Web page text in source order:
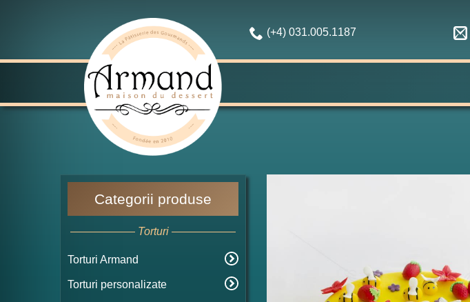
(+4) 031.005.1187
Categorii produse
Torturi
Torturi Armand
Torturi personalizate